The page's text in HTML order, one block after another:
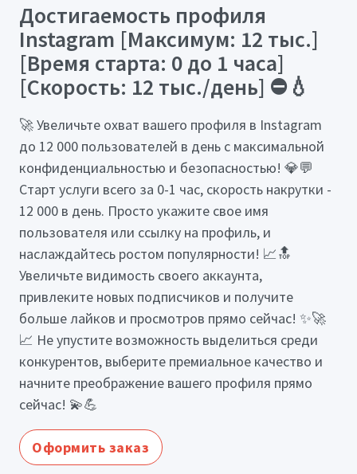
Достигаемость профиля
Instagram [Максимум: 12 тыс.]
[Время старта: 0 до 1 часа]
[Скорость: 12 тыс./день] ⛔️💧
🚀 Увеличьте охват вашего профиля в Instagram
до 12 000 пользователей в день с максимальной
конфиденциальностью и безопасностью! 💎💬
Старт услуги всего за 0-1 час, скорость накрутки -
12 000 в день. Просто укажите свое имя
пользователя или ссылку на профиль, и
наслаждайтесь ростом популярности! 📈🔝
Увеличьте видимость своего аккаунта,
привлеките новых подписчиков и получите
больше лайков и просмотров прямо сейчас! ✨🚀
📈 Не упустите возможность выделиться среди
конкурентов, выберите премиальное качество и
начните преображение вашего профиля прямо
сейчас! 💫💪
Оформить заказ